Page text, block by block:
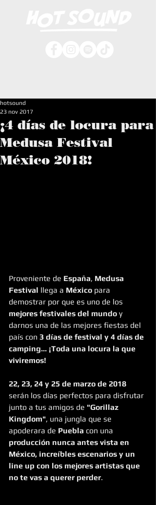
¡4 días de locura para
Medusa Festival
México 2018!
hotsound
23 nov 2017
Proveniente de España, Medusa
Festival llega a México para
demostrar por que es uno de los
mejores festivales del mundo y
darnos una de las mejores fiestas del
país con 3 días de festival y 4 días de
camping... ¡Toda una locura la que
viviremos!
22, 23, 24 y 25 de marzo de 2018
serán los días perfectos para disfrutar
junto a tus amigos de "Gorillaz
Kingdom", una jungla que se
apoderara de Puebla con una
producción nunca antes vista en
México, increíbles escenarios y un
line up con los mejores artistas que
no te vas a querer perder.